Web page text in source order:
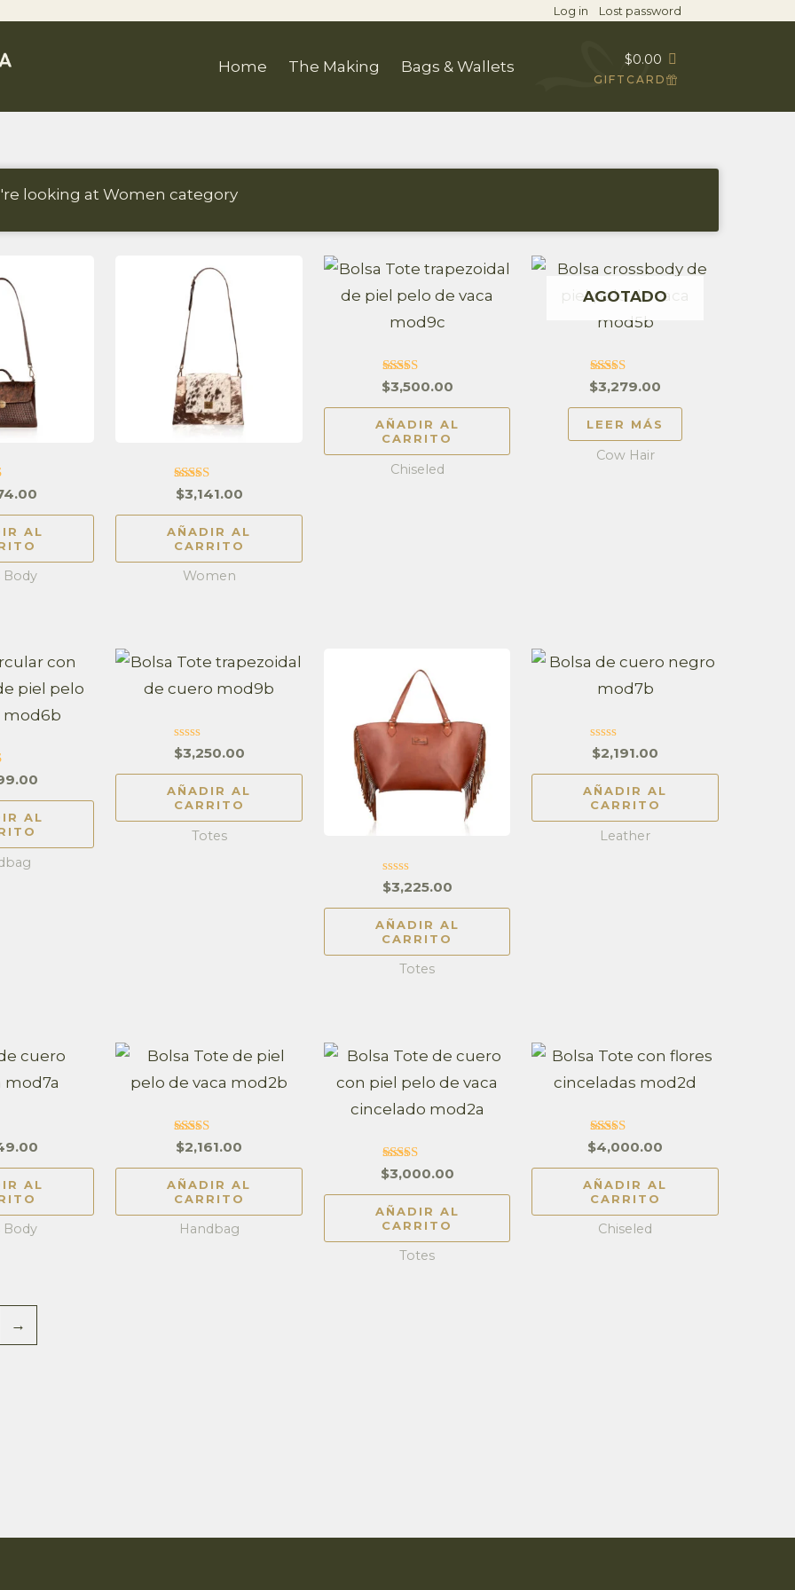
Log in Lost password
Home The Making Bags & Wallets $0.00
GIFTCARD
looking at Women category
en
5
AL
Body
Valorado en
4.87
de 5
$3,141.00
AÑADIR AL
CARRITO
Women
Valorado
4.63
de 5
$3,500.00
AÑADIR AL
CARRITO
Chiseled
AGOTADO
Valorado
4.76
de 5
$3,279.00
LEER MÁS
Cow Hair
5
AL
Valorado
en
0
de
5
$3,250.00
AÑADIR AL
CARRITO
Totes
Valorado
en
0
de
5
$3,225.00
AÑADIR AL
CARRITO
Totes
Valorado
en
0
de
5
$2,191.00
AÑADIR AL
CARRITO
Leather
AL
Body
Valorado en
4.87
de 5
$2,161.00
AÑADIR AL
CARRITO
Handbag
Valorado en
4.83
de 5
$3,000.00
AÑADIR AL
CARRITO
Totes
Valorado
en
4.63
de 5
$4,000.00
AÑADIR AL
CARRITO
Chiseled
→